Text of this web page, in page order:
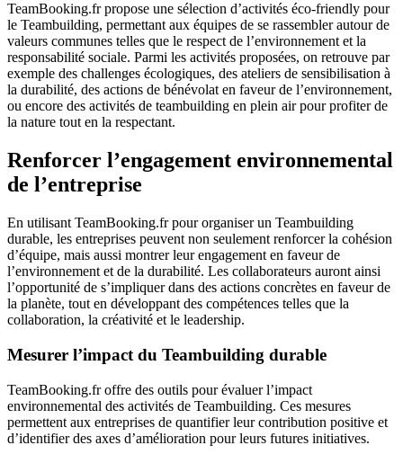
TeamBooking.fr propose une sélection d’activités éco-friendly pour
le Teambuilding, permettant aux équipes de se rassembler autour de
valeurs communes telles que le respect de l’environnement et la
responsabilité sociale. Parmi les activités proposées, on retrouve par
exemple des challenges écologiques, des ateliers de sensibilisation à
la durabilité, des actions de bénévolat en faveur de l’environnement,
ou encore des activités de teambuilding en plein air pour profiter de
la nature tout en la respectant.
Renforcer l’engagement environnemental
de l’entreprise
En utilisant TeamBooking.fr pour organiser un Teambuilding
durable, les entreprises peuvent non seulement renforcer la cohésion
d’équipe, mais aussi montrer leur engagement en faveur de
l’environnement et de la durabilité. Les collaborateurs auront ainsi
l’opportunité de s’impliquer dans des actions concrètes en faveur de
la planète, tout en développant des compétences telles que la
collaboration, la créativité et le leadership.
Mesurer l’impact du Teambuilding durable
TeamBooking.fr offre des outils pour évaluer l’impact
environnemental des activités de Teambuilding. Ces mesures
permettent aux entreprises de quantifier leur contribution positive et
d’identifier des axes d’amélioration pour leurs futures initiatives.